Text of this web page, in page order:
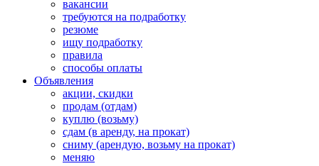
вакансии
требуются на подработку
резюме
ищу подработку
правила
способы оплаты
Объявления
акции, скидки
продам (отдам)
куплю (возьму)
сдам (в аренду, на прокат)
сниму (арендую, возьму на прокат)
меняю